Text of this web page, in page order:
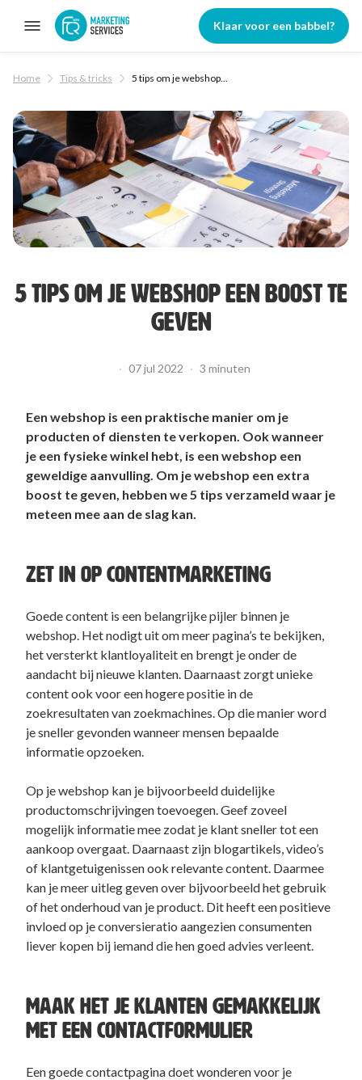
Klaar voor een babbel?
2 Maak het je klanten gemakkelijk met een contactformulier
Home Tips & tricks 5 tips om je webshop...
5 TIPS OM JE WEBSHOP EEN BOOST TE
GEVEN
· 07 jul 2022 · 3 minuten
Een webshop is een praktische manier om je
producten of diensten te verkopen. Ook wanneer
je een fysieke winkel hebt, is een webshop een
geweldige aanvulling. Om je webshop een extra
boost te geven, hebben we 5 tips verzameld waar je
meteen mee aan de slag kan.
ZET IN OP CONTENTMARKETING
Goede content is een belangrijke pijler binnen je
webshop. Het nodigt uit om meer pagina’s te bekijken,
het versterkt klantloyaliteit en brengt je onder de
aandacht bij nieuwe klanten. Daarnaast zorgt unieke
content ook voor een hogere positie in de
zoekresultaten van zoekmachines. Op die manier word
je sneller gevonden wanneer mensen bepaalde
informatie opzoeken.
Op je webshop kan je bijvoorbeeld duidelijke
productomschrijvingen toevoegen. Geef zoveel
mogelijk informatie mee zodat je klant sneller tot een
aankoop overgaat. Daarnaast zijn blogartikels, video’s
of klantgetuigenissen ook relevante content. Daarmee
kan je meer uitleg geven over bijvoorbeeld het gebruik
of het onderhoud van je product. Dit heeft een positieve
invloed op je conversieratio aangezien consumenten
liever kopen bij iemand die hen goed advies verleent.
MAAK HET JE KLANTEN GEMAKKELIJK
MET EEN CONTACTFORMULIER
Een goede contactpagina doet wonderen voor je